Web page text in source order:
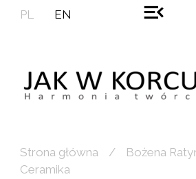
PL EN
Strona główna
Bożena
Ceramika